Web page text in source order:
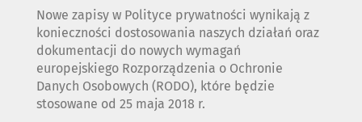
Nowe zapisy w Polityce prywatności wynikają z
konieczności dostosowania naszych działań oraz
dokumentacji do nowych wymagań
europejskiego Rozporządzenia o Ochronie
Danych Osobowych (RODO), które będzie
stosowane od 25 maja 2018 r.